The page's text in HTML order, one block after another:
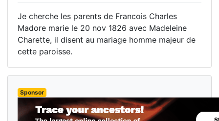
Je cherche les parents de Francois Charles
Madore marie le 20 nov 1826 avec Madeleine
Charette, il disent au mariage homme majeur de
cette paroisse.
Sponsor